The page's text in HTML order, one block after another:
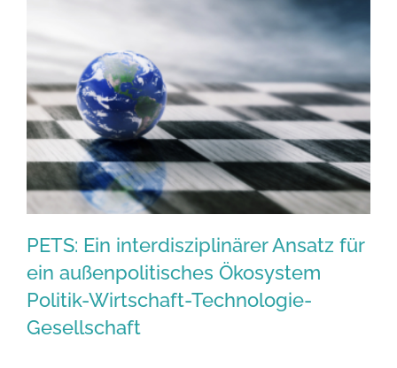
„a
matter
trust“
PETS: Ein interdisziplinärer Ansatz für
ein außenpolitisches Ökosystem
PETS: Ein interdisziplinärer Ansatz für
ein außenpolitisches Ökosystem
Politik-Wirtschaft-Technologie-
Gesellschaft